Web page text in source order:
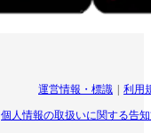
運営情報・標識 利用
個人情報の取扱いに関する告